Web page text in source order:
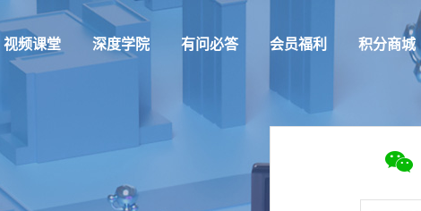
视频课堂 深度学院 有问必答 会员福利 积分商城